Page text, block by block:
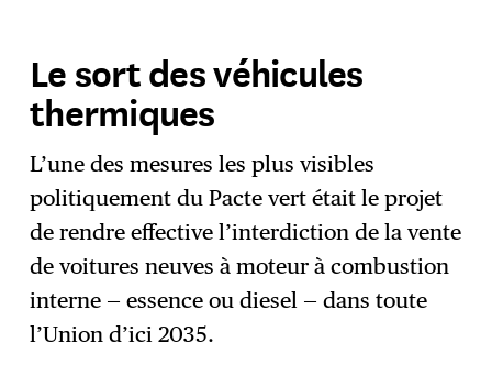
Le sort des véhicules
thermiques
L’une des mesures les plus visibles
politiquement du Pacte vert était le projet
de rendre effective l’interdiction de la vente
de voitures neuves à moteur à combustion
interne — essence ou diesel — dans toute
l’Union d’ici 2035.